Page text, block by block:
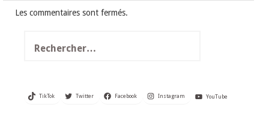
Les commentaires sont fermés.
TikTok Twitter Facebook Instagram YouTube